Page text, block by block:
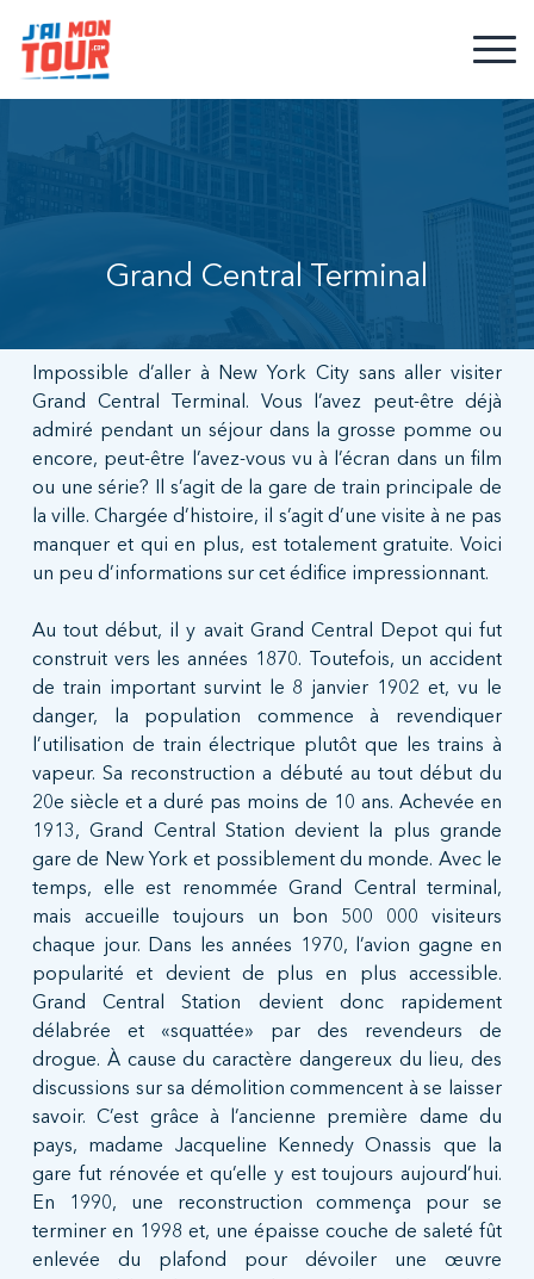
Grand Central Terminal
Impossible d’aller à New York City sans aller visiter
Grand Central Terminal. Vous l’avez peut-être déjà
admiré pendant un séjour dans la grosse pomme ou
encore, peut-être l’avez-vous vu à l’écran dans un film
ou une série? Il s’agit de la gare de train principale de
la ville. Chargée d’histoire, il s’agit d’une visite à ne pas
manquer et qui en plus, est totalement gratuite. Voici
un peu d’informations sur cet édifice impressionnant.
Au tout début, il y avait Grand Central Depot qui fut
construit vers les années 1870. Toutefois, un accident
de train important survint le 8 janvier 1902 et, vu le
danger, la population commence à revendiquer
l’utilisation de train électrique plutôt que les trains à
vapeur. Sa reconstruction a débuté au tout début du
20e siècle et a duré pas moins de 10 ans. Achevée en
1913, Grand Central Station devient la plus grande
gare de New York et possiblement du monde. Avec le
temps, elle est renommée Grand Central terminal,
mais accueille toujours un bon 500 000 visiteurs
chaque jour. Dans les années 1970, l’avion gagne en
popularité et devient de plus en plus accessible.
Grand Central Station devient donc rapidement
délabrée et «squattée» par des revendeurs de
drogue. À cause du caractère dangereux du lieu, des
discussions sur sa démolition commencent à se laisser
savoir. C’est grâce à l’ancienne première dame du
pays, madame Jacqueline Kennedy Onassis que la
gare fut rénovée et qu’elle y est toujours aujourd’hui.
En 1990, une reconstruction commença pour se
terminer en 1998 et, une épaisse couche de saleté fût
enlevée du plafond pour dévoiler une œuvre